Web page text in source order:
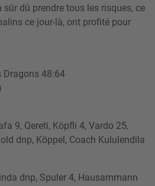
sûr dû prendre tous les risques, ce
ce jour-là, ont profité pour
Dragons 48:64
9, Qereti, Köpfli 4, Vardo 25,
dnp, Köppel, Coach Kululendila
dnp, Spuler 4, Hausammann